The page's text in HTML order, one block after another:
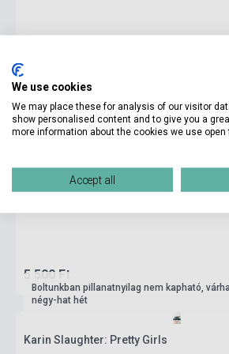
5 500 Ft
Boltunkban pillanatnyilag nem kapható,
négy-hat hét
Karin Slaughter: Pretty Girls
We use cookies
We may place these for analysis of our visitor
show personalised content and to give you a
more information about the cookies we use open
Accept all